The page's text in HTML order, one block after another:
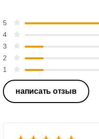
5
4
3
2
1
написать отзыв